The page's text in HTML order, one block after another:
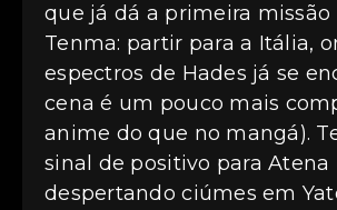
que já dá a primeira missão
Tenma: partir para a Itália,
espectros de Hades já se
cena é um pouco mais
anime do que no mangá).
sinal de positivo para Atena
despertando ciúmes em